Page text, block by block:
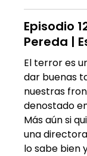
Episodio
Pereda |
El terror es
dar buenas
nuestras
denostado
Más aún si
una
lo sabe bien